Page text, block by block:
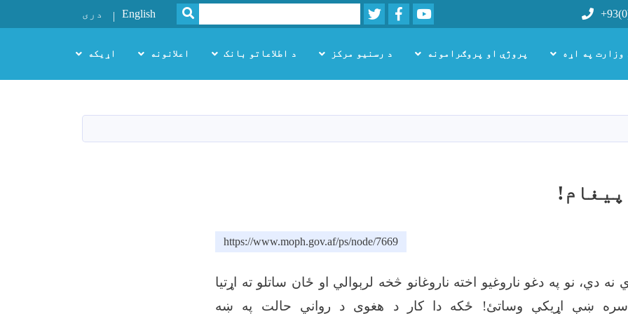
Youtube
Facebook
Twitter
Search
SEARCH
English دری
وزارت په اړه پروژې او پروګرامونه د رسنیو مرکز د اطلاعاتو بانک اعلانونه اړیکه
https://www.moph.gov.af/ps/node/7669
نه دي، نو په دغو ناروغیو اخته ناروغانو څخه لرېوالي او ځان ساتلو ته اړتیا
سره ښې اړیکې وساتئ! ځکه دا کار د هغوی د رواني حالت په ښه